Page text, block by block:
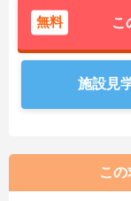
無料 こ
施設見
こ